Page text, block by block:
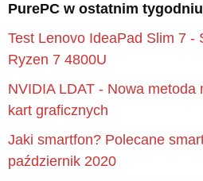
PurePC w ostatnim
Test Lenovo IdeaPad Slim 7 -
Ryzen 7 4800U
NVIDIA LDAT - Nowa metoda
kart graficznych
Jaki smartfon? Polecane
październik 2020